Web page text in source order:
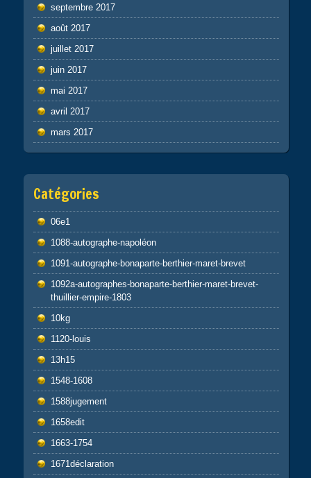
septembre 2017
août 2017
juillet 2017
juin 2017
mai 2017
avril 2017
mars 2017
Catégories
06e1
1088-autographe-napoléon
1091-autographe-bonaparte-berthier-maret-brevet
1092a-autographes-bonaparte-berthier-maret-brevet-
thuillier-empire-1803
10kg
1120-louis
13h15
1548-1608
1588jugement
1658edit
1663-1754
1671déclaration